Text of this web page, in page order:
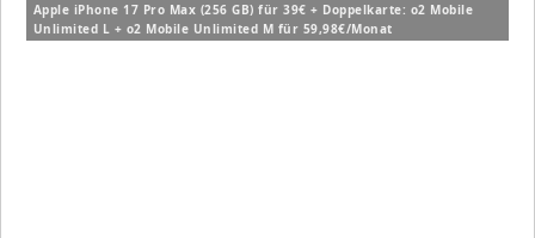
Apple iPhone 17 Pro Max (256 GB) für 39€ + Doppelkarte: o2 Mobile
Unlimited L + o2 Mobile Unlimited M für 59,98€/Monat